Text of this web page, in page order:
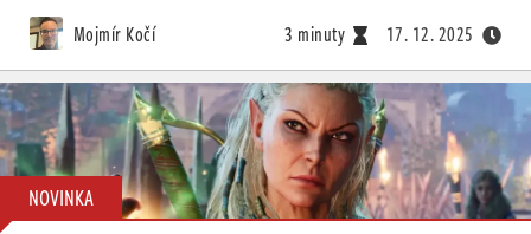
Mojmír Kočí 3 minuty 17. 12. 2025
NOVINKA